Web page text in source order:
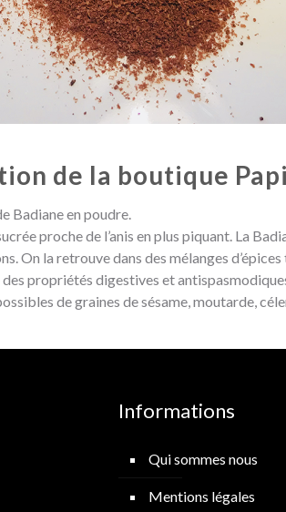
de la boutique
Badiane en poudre.
proche de l’anis en plus piquant. La
On la retrouve dans des mélanges
des propriétés digestives et
de graines de sésame, moutarde,
Informations
Qui sommes nous
Mentions légales